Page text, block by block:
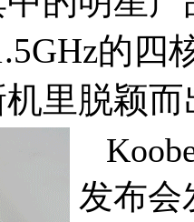
的
里脱颖
发布会